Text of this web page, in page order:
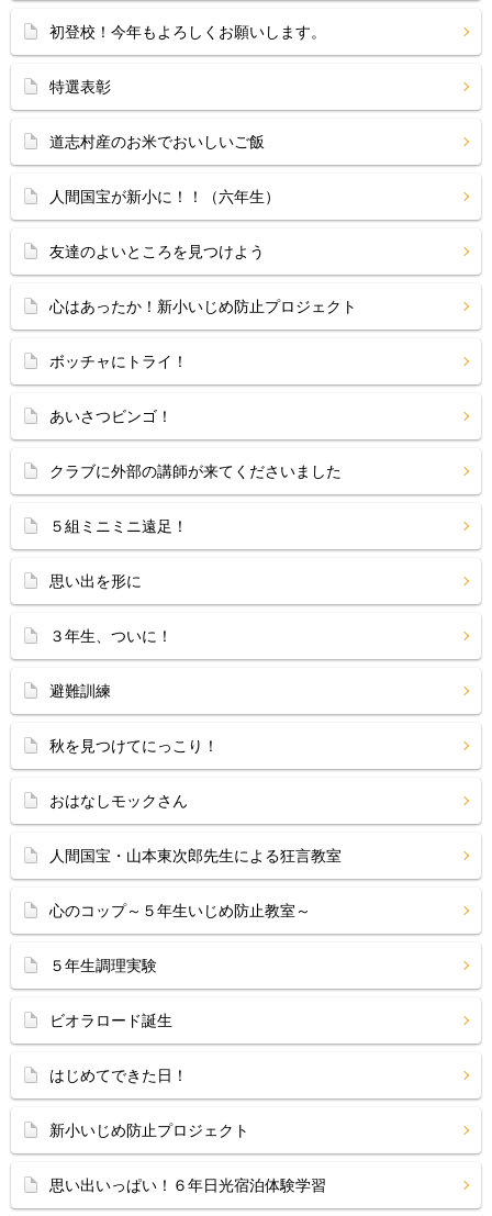
初登校！今年もよろしくお願いします。
特選表彰
道志村産のお米でおいしいご飯
人間国宝が新小に！！（六年生）
友達のよいところを見つけよう
心はあったか！新小いじめ防止プロジェクト
ボッチャにトライ！
あいさつビンゴ！
クラブに外部の講師が来てくださいました
５組ミニミニ遠足！
思い出を形に
３年生、ついに！
避難訓練
秋を見つけてにっこり！
おはなしモックさん
人間国宝・山本東次郎先生による狂言教室
心のコップ～５年生いじめ防止教室～
５年生調理実験
ビオラロード誕生
はじめてできた日！
新小いじめ防止プロジェクト
思い出いっぱい！６年日光宿泊体験学習